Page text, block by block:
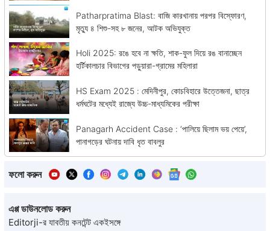
Patharpratima Blast: বাজি কারখানায় পরপর বিস্ফোরণ,
মৃত্যু ৪ শিশু-সহ ৮ জনের, আটক অভিযুক্ত
Holi 2025: রঙে হবে না ক্ষতি, শাক-ফুল দিয়ে রঙ বানাচ্ছেন
হর্টিকালচার বিভাগের পড়ুয়ারা-গ্রামের মহিলারা
HS Exam 2025 : মেদিনীপুর, কোচবিহারে উত্তেজনা, ছাত্র
ধর্মঘটের মধ্যেই রাজ্যে উচ্চ-মাধ্যমিকের পরীক্ষা
Panagarh Accident Case : ‘পালিয়ে ছিলাম ভয় পেয়ে’,
পানাগড়ের ঘটনায় দাবি ধৃত বাবলুর
ফলো করুন
এপ্প ডাউনলোড করুন
Editorji-র যাবতীয় কনটেন্ট একইসঙ্গে